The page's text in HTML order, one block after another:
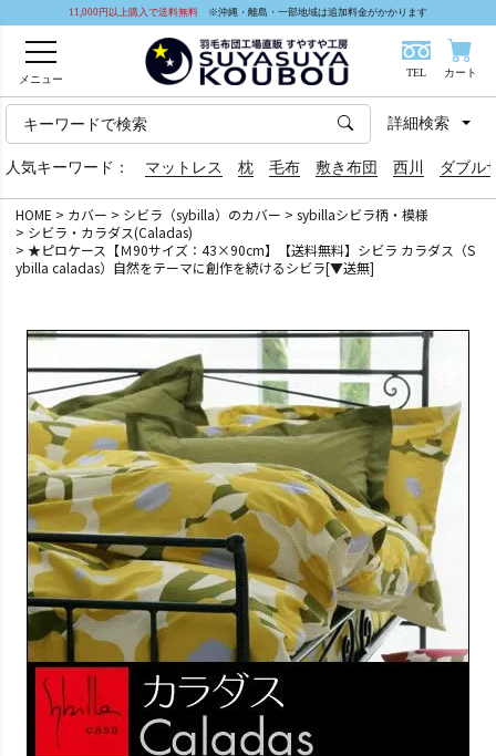
11,000円以上購入で送料無料 ※沖縄・離島・一部地域は追加料金がかかります
メニュー
TEL カート
人気キーワード： マットレス 枕 毛布 敷き布団 西川 ダブル
詳細検索
HOME カバー シビラ（sybilla）のカバー
sybillaシビラ柄・模様
シビラ・カラダス(Caladas)
★ピロケース【Ｍ90サイズ：43×90cm】【送料無料】シビラ カラダス（S
ybilla caladas）自然をテーマに創作を続けるシビラ[▼送無]